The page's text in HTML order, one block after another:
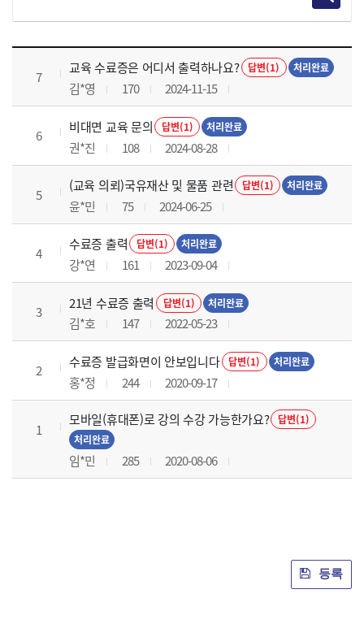
교육전반 목록 으로 번호, 제목, 작성자, 조회수, 등록 일로 나열 되고 있습니다.
7
교육 수료증은 어디서 출력하나요? 답변(1) 처리완료
김*영 170 2024-11-15
6
비대면 교육 문의 답변(1) 처리완료
권*진 108 2024-08-28
5
(교육 의뢰)국유재산 및 물품 관련 답변(1) 처리완료
윤*민 75 2024-06-25
4
수료증 출력 답변(1) 처리완료
강*연 161 2023-09-04
3
21년 수료증 출력 답변(1) 처리완료
김*호 147 2022-05-23
2
수료증 발급화면이 안보입니다 답변(1) 처리완료
홍*정 244 2020-09-17
1
모바일(휴대폰)로 강의 수강 가능한가요?
답변(1)
처리완료
임*민 285 2020-08-06
등록